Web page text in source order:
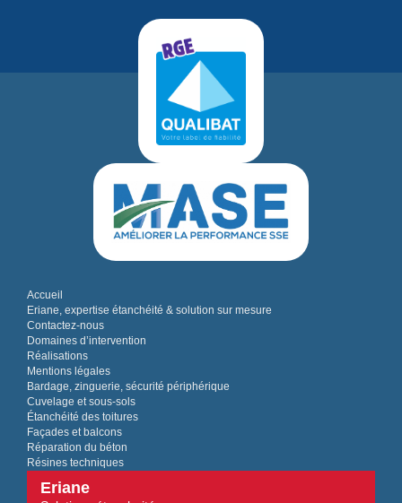
Accueil
Eriane, expertise étanchéité & solution sur mesure
Contactez-nous
Domaines d’intervention
Réalisations
Mentions légales
Bardage, zinguerie, sécurité périphérique
Cuvelage et sous-sols
Étanchéité des toitures
Façades et balcons
Réparation du béton
Résines techniques
Eriane